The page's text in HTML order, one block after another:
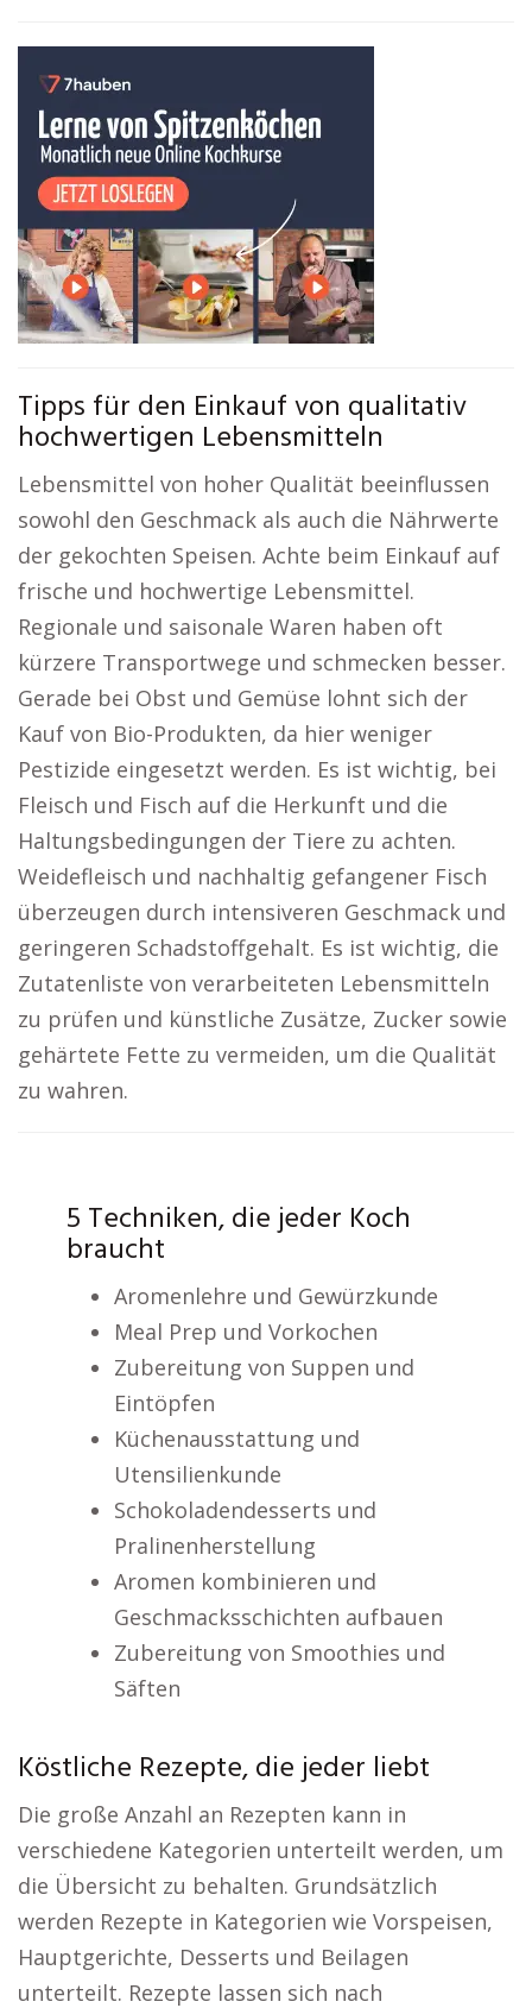
Tipps für den Einkauf von qualitativ
hochwertigen Lebensmitteln
Lebensmittel von hoher Qualität beeinflussen
sowohl den Geschmack als auch die Nährwerte
der gekochten Speisen. Achte beim Einkauf auf
frische und hochwertige Lebensmittel.
Regionale und saisonale Waren haben oft
kürzere Transportwege und schmecken besser.
Gerade bei Obst und Gemüse lohnt sich der
Kauf von Bio-Produkten, da hier weniger
Pestizide eingesetzt werden. Es ist wichtig, bei
Fleisch und Fisch auf die Herkunft und die
Haltungsbedingungen der Tiere zu achten.
Weidefleisch und nachhaltig gefangener Fisch
überzeugen durch intensiveren Geschmack und
geringeren Schadstoffgehalt. Es ist wichtig, die
Zutatenliste von verarbeiteten Lebensmitteln
zu prüfen und künstliche Zusätze, Zucker sowie
gehärtete Fette zu vermeiden, um die Qualität
zu wahren.
5 Techniken, die jeder Koch
braucht
Aromenlehre und Gewürzkunde
Meal Prep und Vorkochen
Zubereitung von Suppen und
Eintöpfen
Küchenausstattung und
Utensilienkunde
Schokoladendesserts und
Pralinenherstellung
Aromen kombinieren und
Geschmacksschichten aufbauen
Zubereitung von Smoothies und
Säften
Köstliche Rezepte, die jeder liebt
Die große Anzahl an Rezepten kann in
verschiedene Kategorien unterteilt werden, um
die Übersicht zu behalten. Grundsätzlich
werden Rezepte in Kategorien wie Vorspeisen,
Hauptgerichte, Desserts und Beilagen
unterteilt. Rezepte lassen sich nach